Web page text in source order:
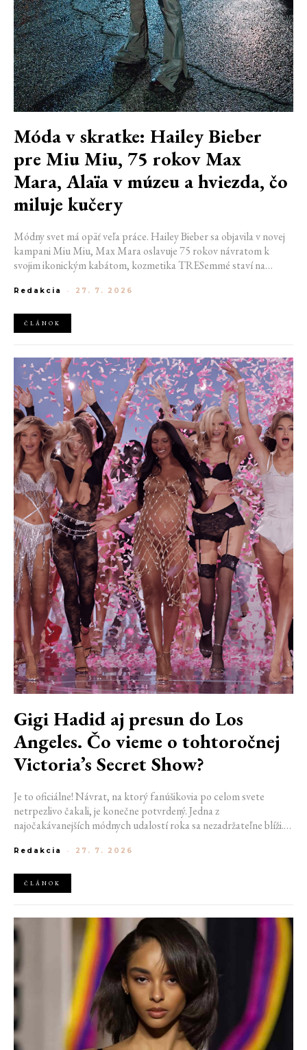
Móda v skratke: Hailey Bieber
pre Miu Miu, 75 rokov Max
Mara, Alaïa v múzeu a hviezda, čo
miluje kučery
Módny svet má opäť veľa práce. Hailey Bieber sa objavila v novej
kampani Miu Miu, Max Mara oslavuje 75 rokov návratom k
svojim ikonickým kabátom, kozmetika TRESemmé staví na
a v San Franciscu pripravujú prvú veľkú americkú retrospektívu
Redakcia - 27. 7. 2026
ČLÁNOK
Gigi Hadid aj presun do Los
Angeles. Čo vieme o tohtoročnej
Victoria’s Secret Show?
Je to oficiálne! Návrat, na ktorý fanúšikovia po celom svete
netrpezlivo čakali, je konečne potvrdený. Jedna z
najočakávanejších módnych udalostí roka sa nezadržateľne blíži.
veľké novinky. Organizátori už prezradili miesto konania
prejde po ikonickom móle.
Redakcia - 27. 7. 2026
ČLÁNOK